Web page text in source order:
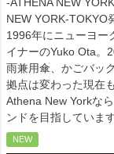
NEW YORK-TOKYO
1996年にニューヨー
イナーのYuko Ota。
雨兼用傘、かごバッ
拠点は変わった現在
Athena New Yorkな
ンドを目指しています
NEW